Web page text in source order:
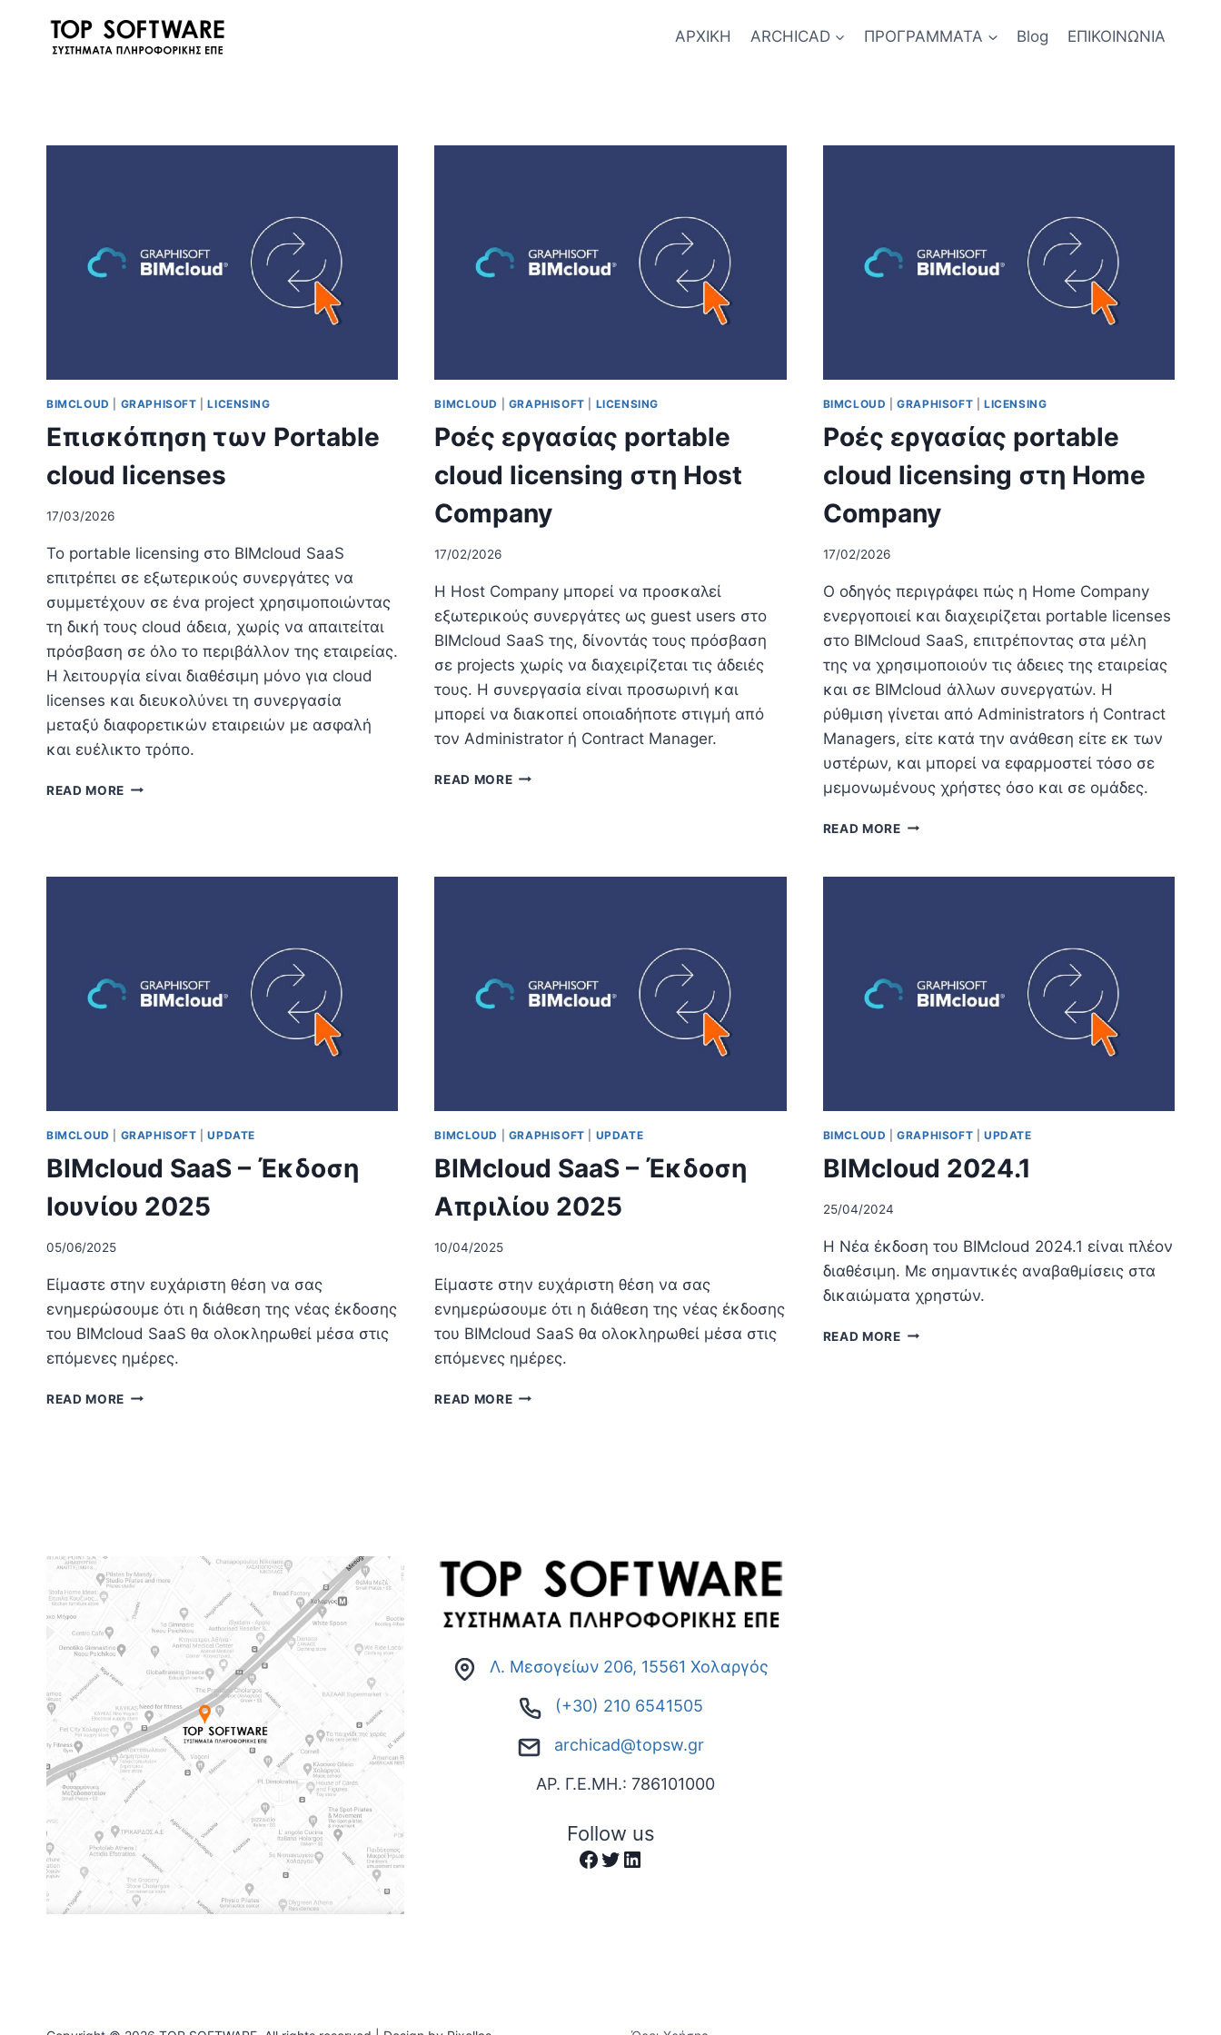
content
ΑΡΧΙΚΗ ARCHICAD ΠΡΟΓΡΑΜΜΑΤΑ Blog ΕΠΙΚΟΙΝΩΝΙΑ
BIMCLOUD GRAPHISOFT |LICENSING
Επισκόπηση των Portable
cloud licenses
17/03/2026
Το portable licensing στο BIMcloud SaaS
επιτρέπει σε εξωτερικούς συνεργάτες να
συμμετέχουν σε ένα project χρησιμοποιώντας
τη δική τους cloud άδεια, χωρίς να απαιτείται
πρόσβαση σε όλο το περιβάλλον της εταιρείας.
Η λειτουργία είναι διαθέσιμη μόνο για cloud
licenses και διευκολύνει τη συνεργασία
μεταξύ διαφορετικών εταιρειών με ασφαλή
και ευέλικτο τρόπο.
READ MORE ΕΠΙΣΚΌΠΗΣΗ
BIMCLOUD GRAPHISOFT LICENSING
Ροές εργασίας portable
cloud licensing στη Host
Company
17/02/2026
Η Host Company μπορεί να προσκαλεί
εξωτερικούς συνεργάτες ως guest users στο
BIMcloud SaaS της, δίνοντάς τους πρόσβαση
σε projects χωρίς να διαχειρίζεται τις άδειές
τους. Η συνεργασία είναι προσωρινή και
μπορεί να διακοπεί οποιαδήποτε στιγμή από
τον Administrator ή Contract Manager.
READ MOREΡΟΈΣ
BIMCLOUD |GRAPHISOFT LICENSING
Ροές εργασίας portable
cloud licensing στη Home
Company
17/02/2026
Ο οδηγός περιγράφει πώς η Home Company
ενεργοποιεί και διαχειρίζεται portable licenses
στο BIMcloud SaaS, επιτρέποντας στα μέλη
της να χρησιμοποιούν τις άδειες της εταιρείας
και σε BIMcloud άλλων συνεργατών. Η
ρύθμιση γίνεται από Administrators ή Contract
Managers, είτε κατά την ανάθεση είτε εκ των
υστέρων, και μπορεί να εφαρμοστεί τόσο σε
μεμονωμένους χρήστες όσο και σε ομάδες.
READ MOREΡΟΈΣ
CLOUD
BIMCLOUD GRAPHISOFT |UPDATE
BIMcloud SaaS – Έκδοση
Ιουνίου 2025
05/06/2025
Είμαστε στην ευχάριστη θέση να σας
ενημερώσουμε ότι η διάθεση της νέας έκδοσης
του BIMcloud SaaS θα ολοκληρωθεί μέσα στις
επόμενες ημέρες.
READ MORE BIMCLOUD
BIMCLOUD GRAPHISOFT UPDATE
BIMcloud SaaS – Έκδοση
Απριλίου 2025
10/04/2025
Είμαστε στην ευχάριστη θέση να σας
ενημερώσουμε ότι η διάθεση της νέας έκδοσης
του BIMcloud SaaS θα ολοκληρωθεί μέσα στις
επόμενες ημέρες.
READ MOREBIMCLOUD
BIMCLOUD |GRAPHISOFT UPDATE
BIMcloud 2024.1
25/04/2024
H Νέα έκδοση του BIMcloud 2024.1 είναι πλέον
διαθέσιμη. Με σημαντικές αναβαθμίσεις στα
δικαιώματα χρηστών.
READ MOREBIMCLOUD
Λ. Μεσογείων 206, 15561 Χολαργός
(+30) 210 6541505
archicad@topsw.gr
ΑΡ. Γ.Ε.ΜΗ.: 786101000
Follow us
Facebook
Twitter
Linkedin